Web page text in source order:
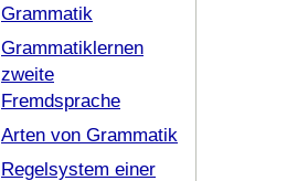
Grammatik
Grammatiklernen
zweite
Fremdsprache
Arten von Grammatik
Regelsystem einer